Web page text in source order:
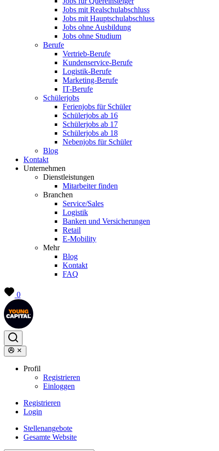
Jobs mit Realschulabschluss
Jobs mit Hauptschulabschluss
Jobs ohne Ausbildung
Jobs ohne Studium
Berufe
Vertrieb-Berufe
Kundenservice-Berufe
Logistik-Berufe
Marketing-Berufe
IT-Berufe
Schülerjobs
Ferienjobs für Schüler
Schülerjobs ab 16
Schülerjobs ab 17
Schülerjobs ab 18
Nebenjobs für Schüler
Blog
Kontakt
Unternehmen
Dienstleistungen
Mitarbeiter finden
Branchen
Service/Sales
Logistik
Banken und Versicherungen
Retail
E-Mobility
Mehr
Blog
Kontakt
FAQ
0
Profil
Registrieren
Einloggen
Registrieren
Login
Stellenangebote
Gesamte Website